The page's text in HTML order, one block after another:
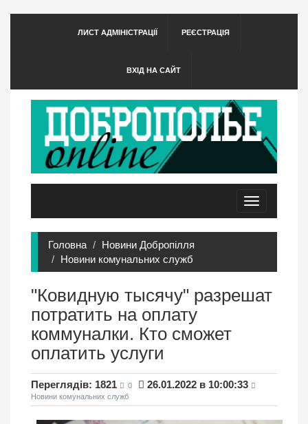
ЛИСТ АДМІНІСТРАЦІЇ РЕЄСТРАЦІЯ
ВХІД НА САЙТ
Toggle
navigation
Головна
Новини Добропілля
Новини комунальних служб
"Ковидную тысячу" разрешат
потратить на оплату
коммуналки. Кто сможет
оплатить услуги
Переглядів: 1821 0 26.01.2022 в 10:00:33
Новини комунальних служб